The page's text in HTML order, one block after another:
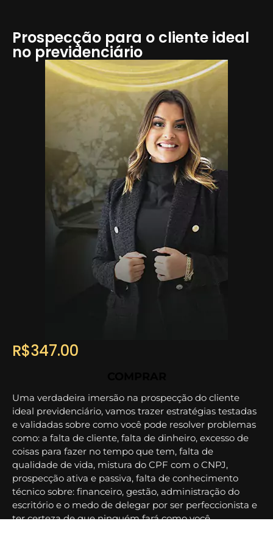
Prospecção para o cliente ideal
no previdenciário
R$347.00
Uma verdadeira imersão na prospecção do cliente
ideal previdenciário, vamos trazer estratégias testadas
e validadas sobre como você pode resolver problemas
como: a falta de cliente, falta de dinheiro, excesso de
coisas para fazer no tempo que tem, falta de
qualidade de vida, mistura do CPF com o CNPJ,
prospecção ativa e passiva, falta de conhecimento
técnico sobre: financeiro, gestão, administração do
escritório e o medo de delegar por ser perfeccionista e
ter certeza de que ninguém fará como você.